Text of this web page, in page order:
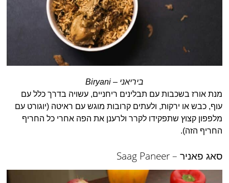
ביריאני – Biryani
מנת אורז בשכבות עם תבלינים ריחניים, עשויה בדרך כלל עם
עוף, כבש או ירקות, ולעתים קרובות מוגש עם ראיטה (יוגורט עם
מלפפון קצוץ שתפקידו לקרר ולרענן את הפה אחרי כל החריף
החריף הזה).
סאג פאניר – Saag Paneer